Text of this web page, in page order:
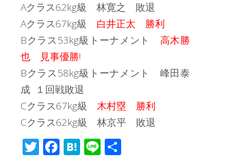
Aクラス62kg級 林寛之 敗退
Aクラス67kg級 白井正太 勝利
Bクラス53kg級トーナメント 高木勝
也 見事優勝!
Bクラス58kg級トーナメント 峰田泰
成 １回戦敗退
Cクラス67kg級 木村塁 勝利
Cクラス62kg級 林京平 敗退
T F H Li